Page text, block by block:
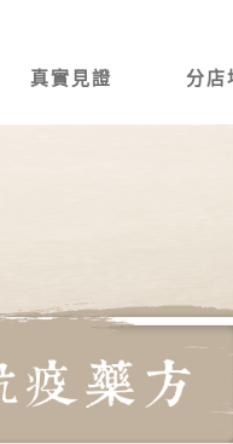
真實見證 分店